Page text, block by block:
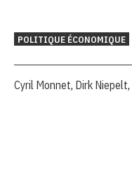
POLITIQUE ÉCONOMIQUE
Cyril Monnet, Dirk Niepelt,